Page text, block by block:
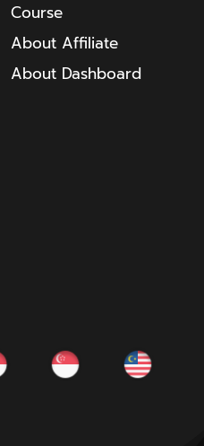
Course
About Affiliate
About Dashboard